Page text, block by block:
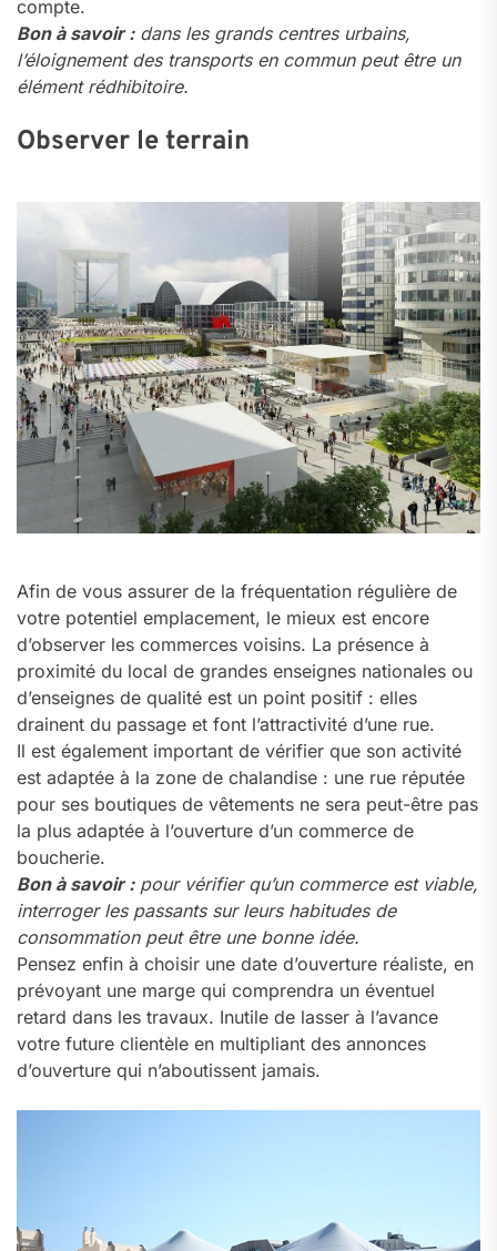
compte.
Bon à savoir :dans les grands centres urbains,
l’éloignement des transports en commun peut être un
élément rédhibitoire.
Observer le terrain
Afin de vous assurer de la fréquentation régulière de
votre potentiel emplacement, le mieux est encore
d’observer les commerces voisins. La présence à
proximité du local de grandes enseignes nationales ou
d’enseignes de qualité est un point positif : elles
drainent du passage et font l’attractivité d’une rue.
Il est également important de vérifier que son activité
est adaptée à la zone de chalandise : une rue réputée
pour ses boutiques de vêtements ne sera peut-être pas
la plus adaptée à l’ouverture d’un commerce de
boucherie.
Bon à savoir :pour vérifier qu’un commerce est viable,
interroger les passants sur leurs habitudes de
consommation peut être une bonne idée.
Pensez enfin à choisir une date d’ouverture réaliste, en
prévoyant une marge qui comprendra un éventuel
retard dans les travaux. Inutile de lasser à l’avance
votre future clientèle en multipliant des annonces
d’ouverture qui n’aboutissent jamais.